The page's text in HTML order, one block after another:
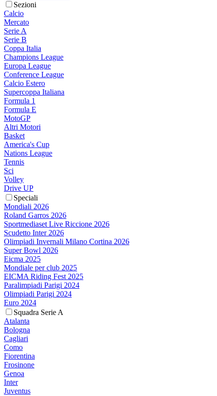
Sezioni
Calcio
Mercato
Serie A
Serie B
Coppa Italia
Champions League
Europa League
Conference League
Calcio Estero
Supercoppa Italiana
Formula 1
Formula E
MotoGP
Altri Motori
Basket
America's Cup
Nations League
Tennis
Sci
Volley
Drive UP
Speciali
Mondiali 2026
Roland Garros 2026
Sportmediaset Live Riccione 2026
Scudetto Inter 2026
Olimpiadi Invernali Milano Cortina 2026
Super Bowl 2026
Eicma 2025
Mondiale per club 2025
EICMA Riding Fest 2025
Paralimpiadi Parigi 2024
Olimpiadi Parigi 2024
Euro 2024
Squadra Serie A
Atalanta
Bologna
Cagliari
Como
Fiorentina
Frosinone
Genoa
Inter
Juventus